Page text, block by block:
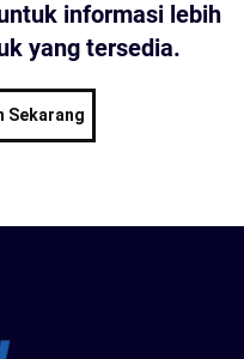
informasi lebih
yang tersedia.
Sekarang